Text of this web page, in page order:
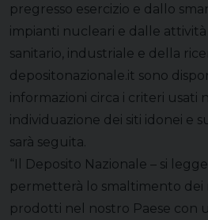
pregresso esercizio e dallo
impianti nucleari e dalle
sanitario, industriale e della
depositonazionale.it sono
informazioni circa i criteri usati
individuazione dei siti idonei e
sarà seguita.
“Il Deposito Nazionale – si
permetterà lo smaltimento dei
prodotti nel nostro Paese con